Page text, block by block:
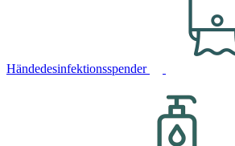
Händedesinfektionsspender